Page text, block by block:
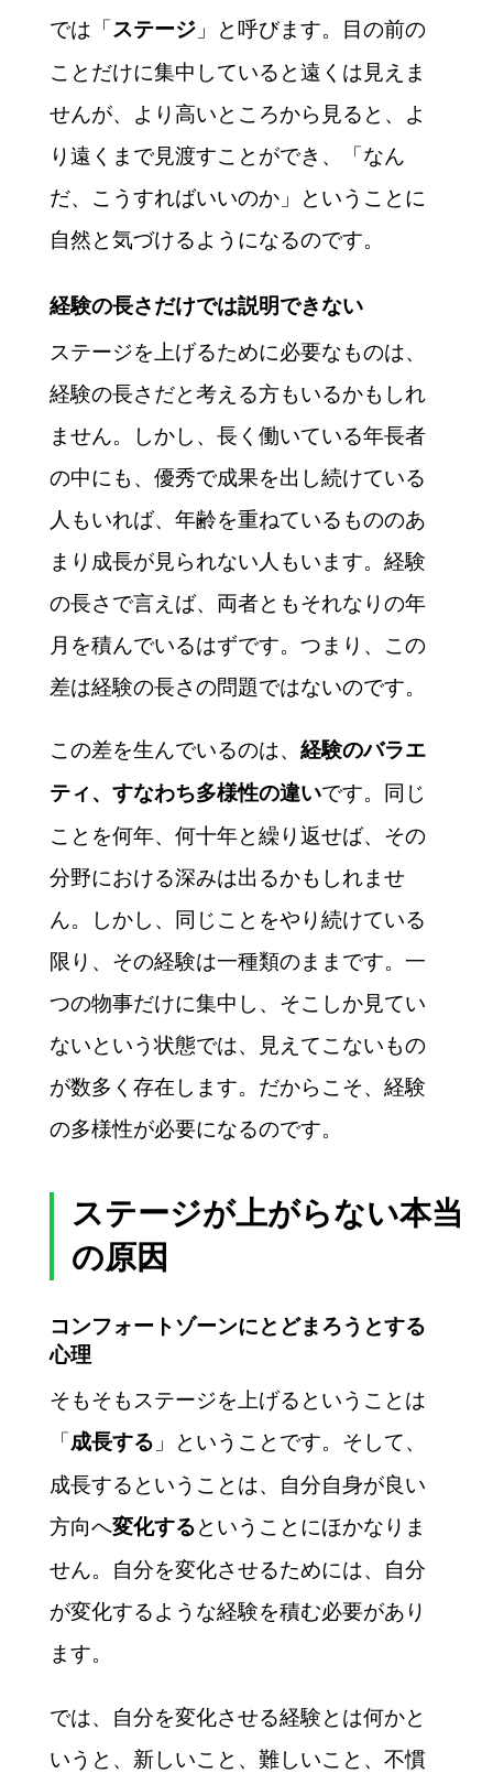
では「ステージ」と呼びます。目の前の
ことだけに集中していると遠くは見えま
せんが、より高いところから見ると、よ
り遠くまで見渡すことができ、「なん
だ、こうすればいいのか」ということに
自然と気づけるようになるのです。
経験の長さだけでは説明できない
ステージを上げるために必要なものは、
経験の長さだと考える方もいるかもしれ
ません。しかし、長く働いている年長者
の中にも、優秀で成果を出し続けている
人もいれば、年齢を重ねているもののあ
まり成長が見られない人もいます。経験
の長さで言えば、両者ともそれなりの年
月を積んでいるはずです。つまり、この
差は経験の長さの問題ではないのです。
この差を生んでいるのは、 経験のバラエ
ティ、すなわち多様性の違いです。同じ
ことを何年、何十年と繰り返せば、その
分野における深みは出るかもしれませ
ん。しかし、同じことをやり続けている
限り、その経験は一種類のままです。一
つの物事だけに集中し、そこしか見てい
ないという状態では、見えてこないもの
が数多く存在します。だからこそ、経験
の多様性が必要になるのです。
ステージが上がらない本当
の原因
コンフォートゾーンにとどまろうとする
心理
そもそもステージを上げるということは
「 成長する 」ということです。そして、
成長するということは、自分自身が良い
方向へ変化するということにほかなりま
せん。自分を変化させるためには、自分
が変化するような経験を積む必要があり
ます。
では、自分を変化させる経験とは何かと
いうと、新しいこと、難しいこと、不慣